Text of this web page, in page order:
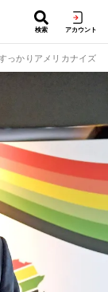
検索 アカウント
っかりアメリカナイズ